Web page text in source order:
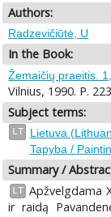
Authors:
Radzevičiūtė, U
In the Book:
Žemaičių praeitis.
Vilnius, 1990. P.
Subject terms:
LT Lietuva
Tapyba /
Summary /
LT Apžvelgdama
ir raidą